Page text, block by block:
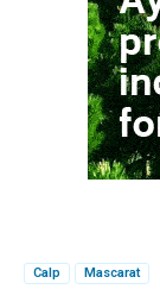
Calp
Mascarat